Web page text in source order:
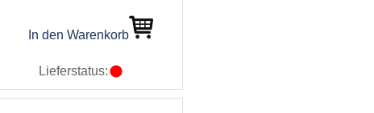
In den Warenkorb
Lieferstatus: